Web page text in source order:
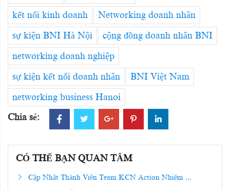
kết nối kinh doanh
Networking doanh nhân
sự kiện BNI Hà Nội
cộng đồng doanh nhân BNI
networking doanh nghiệp
sự kiện kết nối doanh nhân
BNI Việt Nam
networking business Hanoi
Chia sẻ:
CÓ THỂ BẠN QUAN TÂM
Cập Nhật Thành Viên Team KCN Action Nhiệm ...